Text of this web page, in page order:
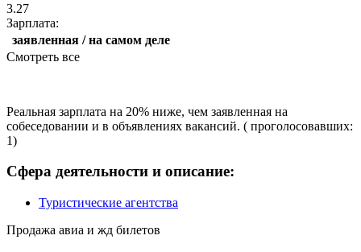
3.27
Зарплата:
заявленная / на самом деле
Смотреть все
Реальная зарплата на 20% ниже, чем заявленная на
собеседовании и в объявлениях вакансий. ( проголосовавших:
1)
Сфера деятельности и описание:
Туристические агентства
Продажа авиа и жд билетов